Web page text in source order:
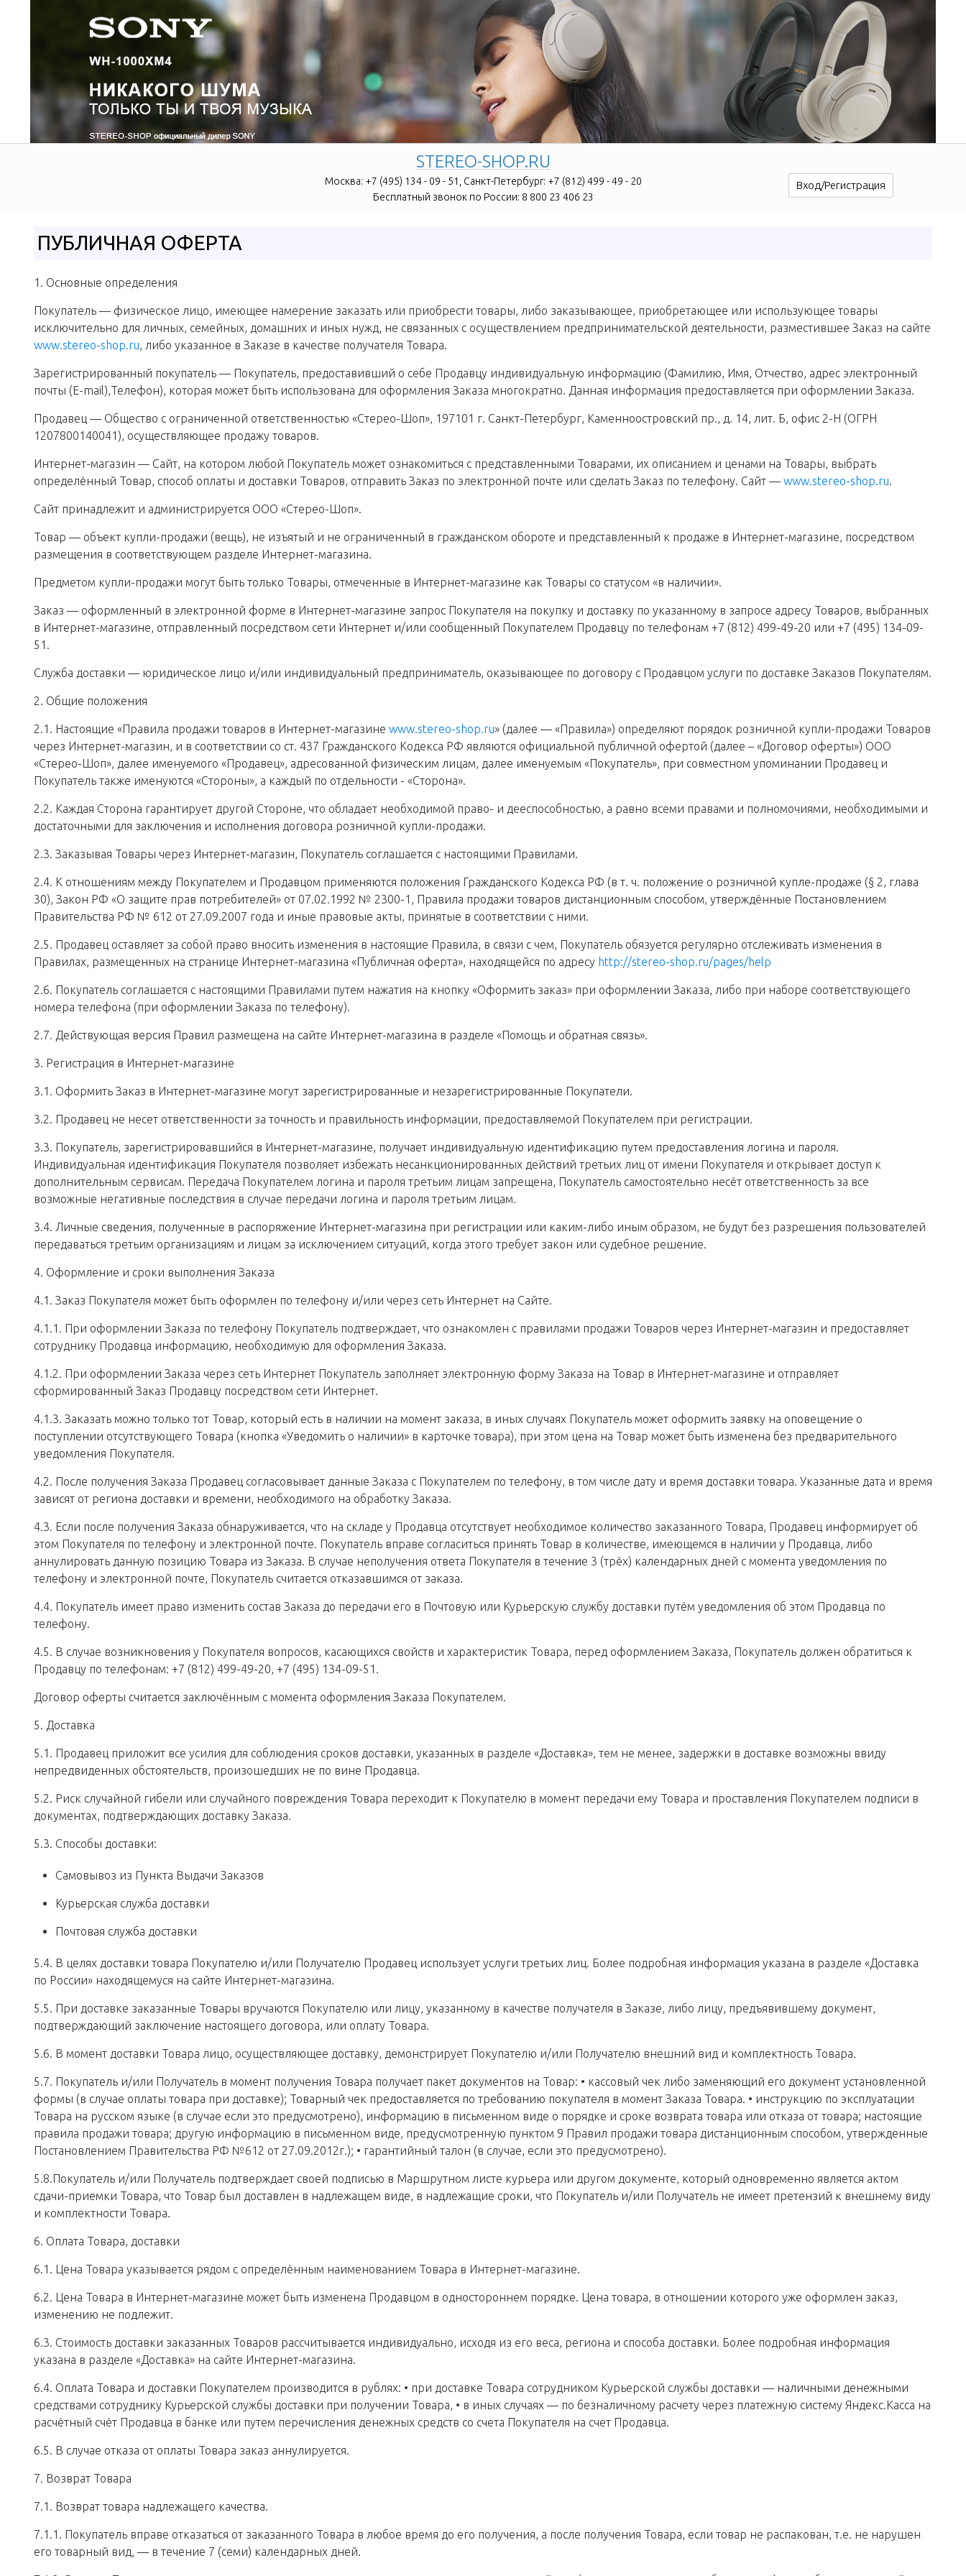
STEREO-SHOP.RU
Москва: +7 (495) 134 - 09 - 51, Санкт-Петербург: +7 (812) 499 - 49 - 20
Бесплатный звонок по России: 8 800 23 406 23
Вход/Регистрация
ПУБЛИЧНАЯ ОФЕРТА
1. Основные определения
Покупатель — физическое лицо, имеющее намерение заказать или приобрести товары, либо заказывающее, приобретающее или использующее товары
исключительно для личных, семейных, домашних и иных нужд, не связанных с осуществлением предпринимательской деятельности, разместившее Заказ на сайте
www.stereo-shop.ru, либо указанное в Заказе в качестве получателя Товара.
Зарегистрированный покупатель — Покупатель, предоставивший о себе Продавцу индивидуальную информацию (Фамилию, Имя, Отчество, адрес электронный
почты (E-mail),Телефон), которая может быть использована для оформления Заказа многократно. Данная информация предоставляется при оформлении Заказа.
Продавец — Общество с ограниченной ответственностью «Стерео-Шоп», 197101 г. Санкт-Петербург, Каменноостровский пр., д. 14, лит. Б, офис 2-Н (ОГРН
1207800140041), осуществляющее продажу товаров.
Интернет-магазин — Сайт, на котором любой Покупатель может ознакомиться с представленными Товарами, их описанием и ценами на Товары, выбрать
определённый Товар, способ оплаты и доставки Товаров, отправить Заказ по электронной почте или сделать Заказ по телефону. Сайт — www.stereo-shop.ru.
Сайт принадлежит и администрируется ООО «Стерео-Шоп».
Товар — объект купли-продажи (вещь), не изъятый и не ограниченный в гражданском обороте и представленный к продаже в Интернет-магазине, посредством
размещения в соответствующем разделе Интернет-магазина.
Предметом купли-продажи могут быть только Товары, отмеченные в Интернет-магазине как Товары со статусом «в наличии».
Заказ — оформленный в электронной форме в Интернет-магазине запрос Покупателя на покупку и доставку по указанному в запросе адресу Товаров, выбранных
в Интернет-магазине, отправленный посредством сети Интернет и/или сообщенный Покупателем Продавцу по телефонам +7 (812) 499-49-20 или +7 (495) 134-09-
51.
Служба доставки — юридическое лицо и/или индивидуальный предприниматель, оказывающее по договору с Продавцом услуги по доставке Заказов Покупателям.
2. Общие положения
2.1. Настоящие «Правила продажи товаров в Интернет-магазине www.stereo-shop.ru» (далее — «Правила») определяют порядок розничной купли-продажи Товаров
через Интернет-магазин, и в соответствии со ст. 437 Гражданского Кодекса РФ являются официальной публичной офертой (далее – «Договор оферты») ООО
«Стерео-Шоп», далее именуемого «Продавец», адресованной физическим лицам, далее именуемым «Покупатель», при совместном упоминании Продавец и
Покупатель также именуются «Стороны», а каждый по отдельности - «Сторона».
2.2. Каждая Сторона гарантирует другой Стороне, что обладает необходимой право- и дееспособностью, а равно всеми правами и полномочиями, необходимыми и
достаточными для заключения и исполнения договора розничной купли-продажи.
2.3. Заказывая Товары через Интернет-магазин, Покупатель соглашается с настоящими Правилами.
2.4. К отношениям между Покупателем и Продавцом применяются положения Гражданского Кодекса РФ (в т. ч. положение о розничной купле-продаже (§ 2, глава
30), Закон РФ «О защите прав потребителей» от 07.02.1992 № 2300-1, Правила продажи товаров дистанционным способом, утверждённые Постановлением
Правительства РФ № 612 от 27.09.2007 года и иные правовые акты, принятые в соответствии с ними.
2.5. Продавец оставляет за собой право вносить изменения в настоящие Правила, в связи с чем, Покупатель обязуется регулярно отслеживать изменения в
Правилах, размещенных на странице Интернет-магазина «Публичная оферта», находящейся по адресу http://stereo-shop.ru/pages/help
2.6. Покупатель соглашается с настоящими Правилами путем нажатия на кнопку «Оформить заказ» при оформлении Заказа, либо при наборе соответствующего
номера телефона (при оформлении Заказа по телефону).
2.7. Действующая версия Правил размещена на сайте Интернет-магазина в разделе «Помощь и обратная связь».
3. Регистрация в Интернет-магазине
3.1. Оформить Заказ в Интернет-магазине могут зарегистрированные и незарегистрированные Покупатели.
3.2. Продавец не несет ответственности за точность и правильность информации, предоставляемой Покупателем при регистрации.
3.3. Покупатель, зарегистрировавшийся в Интернет-магазине, получает индивидуальную идентификацию путем предоставления логина и пароля.
Индивидуальная идентификация Покупателя позволяет избежать несанкционированных действий третьих лиц от имени Покупателя и открывает доступ к
дополнительным сервисам. Передача Покупателем логина и пароля третьим лицам запрещена, Покупатель самостоятельно несёт ответственность за все
возможные негативные последствия в случае передачи логина и пароля третьим лицам.
3.4. Личные сведения, полученные в распоряжение Интернет-магазина при регистрации или каким-либо иным образом, не будут без разрешения пользователей
передаваться третьим организациям и лицам за исключением ситуаций, когда этого требует закон или судебное решение.
4. Оформление и сроки выполнения Заказа
4.1. Заказ Покупателя может быть оформлен по телефону и/или через сеть Интернет на Сайте.
4.1.1. При оформлении Заказа по телефону Покупатель подтверждает, что ознакомлен с правилами продажи Товаров через Интернет-магазин и предоставляет
сотруднику Продавца информацию, необходимую для оформления Заказа.
4.1.2. При оформлении Заказа через сеть Интернет Покупатель заполняет электронную форму Заказа на Товар в Интернет-магазине и отправляет
сформированный Заказ Продавцу посредством сети Интернет.
4.1.3. Заказать можно только тот Товар, который есть в наличии на момент заказа, в иных случаях Покупатель может оформить заявку на оповещение о
поступлении отсутствующего Товара (кнопка «Уведомить о наличии» в карточке товара), при этом цена на Товар может быть изменена без предварительного
уведомления Покупателя.
4.2. После получения Заказа Продавец согласовывает данные Заказа с Покупателем по телефону, в том числе дату и время доставки товара. Указанные дата и время
зависят от региона доставки и времени, необходимого на обработку Заказа.
4.3. Если после получения Заказа обнаруживается, что на складе у Продавца отсутствует необходимое количество заказанного Товара, Продавец информирует об
этом Покупателя по телефону и электронной почте. Покупатель вправе согласиться принять Товар в количестве, имеющемся в наличии у Продавца, либо
аннулировать данную позицию Товара из Заказа. В случае неполучения ответа Покупателя в течение 3 (трёх) календарных дней с момента уведомления по
телефону и электронной почте, Покупатель считается отказавшимся от заказа.
4.4. Покупатель имеет право изменить состав Заказа до передачи его в Почтовую или Курьерскую службу доставки путём уведомления об этом Продавца по
телефону.
4.5. В случае возникновения у Покупателя вопросов, касающихся свойств и характеристик Товара, перед оформлением Заказа, Покупатель должен обратиться к
Продавцу по телефонам: +7 (812) 499-49-20, +7 (495) 134-09-51.
Договор оферты считается заключённым с момента оформления Заказа Покупателем.
5. Доставка
5.1. Продавец приложит все усилия для соблюдения сроков доставки, указанных в разделе «Доставка», тем не менее, задержки в доставке возможны ввиду
непредвиденных обстоятельств, произошедших не по вине Продавца.
5.2. Риск случайной гибели или случайного повреждения Товара переходит к Покупателю в момент передачи ему Товара и проставления Покупателем подписи в
документах, подтверждающих доставку Заказа.
5.3. Способы доставки:
Самовывоз из Пункта Выдачи Заказов
Курьерская служба доставки
Почтовая служба доставки
5.4. В целях доставки товара Покупателю и/или Получателю Продавец использует услуги третьих лиц. Более подробная информация указана в разделе «Доставка
по России» находящемуся на сайте Интернет-магазина.
5.5. При доставке заказанные Товары вручаются Покупателю или лицу, указанному в качестве получателя в Заказе, либо лицу, предъявившему документ,
подтверждающий заключение настоящего договора, или оплату Товара.
5.6. В момент доставки Товара лицо, осуществляющее доставку, демонстрирует Покупателю и/или Получателю внешний вид и комплектность Товара.
5.7. Покупатель и/или Получатель в момент получения Товара получает пакет документов на Товар: • кассовый чек либо заменяющий его документ установленной
формы (в случае оплаты товара при доставке); Товарный чек предоставляется по требованию покупателя в момент Заказа Товара. • инструкцию по эксплуатации
Товара на русском языке (в случае если это предусмотрено), информацию в письменном виде о порядке и сроке возврата товара или отказа от товара; настоящие
правила продажи товара; другую информацию в письменном виде, предусмотренную пунктом 9 Правил продажи товара дистанционным способом, утвержденные
Постановлением Правительства РФ №612 от 27.09.2012г.); • гарантийный талон (в случае, если это предусмотрено).
5.8.Покупатель и/или Получатель подтверждает своей подписью в Маршрутном листе курьера или другом документе, который одновременно является актом
сдачи-приемки Товара, что Товар был доставлен в надлежащем виде, в надлежащие сроки, что Покупатель и/или Получатель не имеет претензий к внешнему виду
и комплектности Товара.
6. Оплата Товара, доставки
6.1. Цена Товара указывается рядом с определённым наименованием Товара в Интернет-магазине.
6.2. Цена Товара в Интернет-магазине может быть изменена Продавцом в одностороннем порядке. Цена товара, в отношении которого уже оформлен заказ,
изменению не подлежит.
6.3. Стоимость доставки заказанных Товаров рассчитывается индивидуально, исходя из его веса, региона и способа доставки. Более подробная информация
указана в разделе «Доставка» на сайте Интернет-магазина.
6.4. Оплата Товара и доставки Покупателем производится в рублях: • при доставке Товара сотрудником Курьерской службы доставки — наличными денежными
средствами сотруднику Курьерской службы доставки при получении Товара, • в иных случаях — по безналичному расчету через платежную систему Яндекс.Касса на
расчётный счёт Продавца в банке или путем перечисления денежных средств со счета Покупателя на счет Продавца.
6.5. В случае отказа от оплаты Товара заказ аннулируется.
7. Возврат Товара
7.1. Возврат товара надлежащего качества.
7.1.1. Покупатель вправе отказаться от заказанного Товара в любое время до его получения, а после получения Товара, если товар не распакован, т.е. не нарушен
его товарный вид, — в течение 7 (семи) календарных дней.